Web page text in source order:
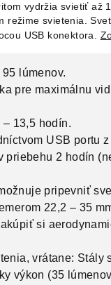
vydržia svietiť až
režime svietenia.
USB konektora.
lúmenov.
pre maximálnu
– 13,5 hodín.
USB portu
priebehu 2 hodín
pripevniť
22,2 – 35
si
vrátane: Stály
výkon (35